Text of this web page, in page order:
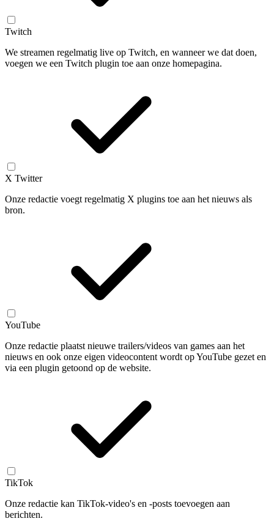
Twitch
We streamen regelmatig live op Twitch, en wanneer we dat doen,
voegen we een Twitch plugin toe aan onze homepagina.
X Twitter
Onze redactie voegt regelmatig X plugins toe aan het nieuws als
bron.
YouTube
Onze redactie plaatst nieuwe trailers/videos van games aan het
nieuws en ook onze eigen videocontent wordt op YouTube gezet en
via een plugin getoond op de website.
TikTok
Onze redactie kan TikTok-video's en -posts toevoegen aan
berichten.